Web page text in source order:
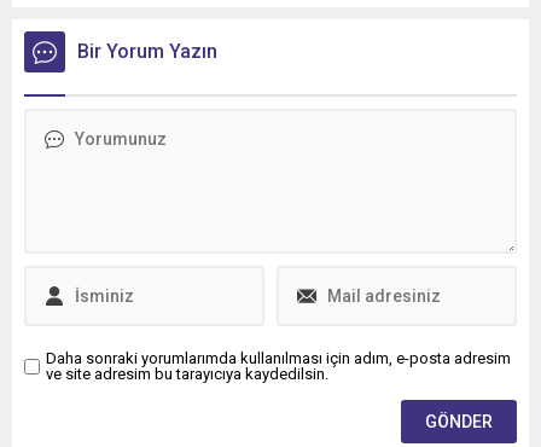
Bir Yorum Yazın
Daha sonraki yorumlarımda kullanılması için adım, e-posta adresim
ve site adresim bu tarayıcıya kaydedilsin.